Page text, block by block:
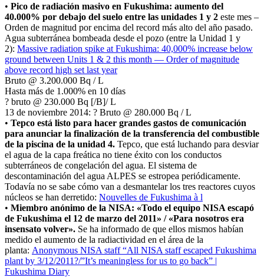
• Pico de radiación masivo en Fukushima: aumento del
40.000% por debajo del suelo entre las unidades 1 y 2 este mes –
Orden de magnitud por encima del record más alto del año pasado.
Agua subterránea bombeada desde el pozo (entre la Unidad 1 y
2): Massive radiation spike at Fukushima: 40,000% increase below
ground between Units 1 & 2 this month — Order of magnitude
above record high set last year
Bruto @ 3.200.000 Bq / L
Hasta más de 1.000% en 10 días
? bruto @ 230.000 Bq [/B]/ L
13 de noviembre 2014: ? Bruto @ 280.000 Bq / L
• Tepco está listo para hacer grandes gastos de comunicación
para anunciar la finalización de la transferencia del combustible
de la piscina de la unidad 4. Tepco, que está luchando para desviar
el agua de la capa freática no tiene éxito con los conductos
subterráneos de congelación del agua. El sistema de
descontaminación del agua ALPES se estropea periódicamente.
Todavía no se sabe cómo van a desmantelar los tres reactores cuyos
núcleos se han derretido: Nouvelles de Fukushima à l
• Miembro anónimo de la NISA: «Todo el equipo NISA escapó
de Fukushima el 12 de marzo del 2011» / «Para nosotros era
insensato volver». Se ha informado de que ellos mismos habían
medido el aumento de la radiactividad en el área de la
planta: Anonymous NISA staff “All NISA staff escaped Fukushima
plant by 3/12/2011?/”It’s meaningless for us to go back” |
Fukushima Diary